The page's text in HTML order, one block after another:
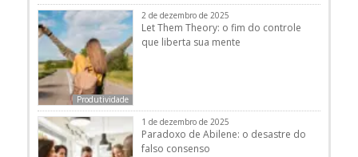
Produtividade
2 de dezembro de 2025
Let Them Theory: o fim do controle
que liberta sua mente
1 de dezembro de 2025
Paradoxo de Abilene: o desastre do
falso consenso